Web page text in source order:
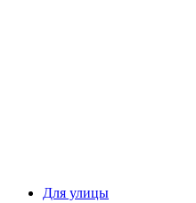
Для улицы